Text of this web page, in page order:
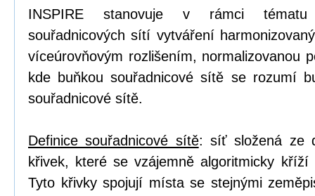
INSPIRE stanovuje v rámci tématu
souřadnicových sítí vytváření
víceúrovňovým rozlišením, normalizovanou
kde buňkou souřadnicové sítě se rozumí
souřadnicové sítě.
Definice souřadnicové sítě: síť složená ze
křivek, které se vzájemně algoritmicky
Tyto křivky spojují místa se stejnými